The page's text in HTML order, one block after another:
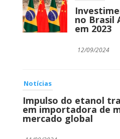
no Brasil
em 2023
12/09/2024
Notícias
Impulso do etanol
em importadora de
mercado global